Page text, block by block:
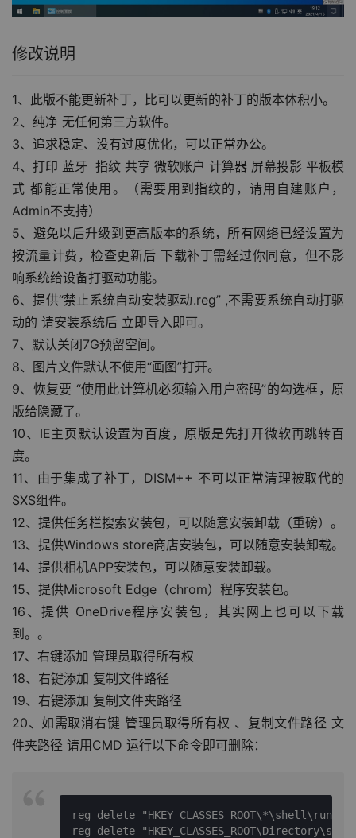
修改说明
1、此版不能更新补丁，比可以更新的补丁的版本体积小。
2、纯净 无任何第三方软件。
3、追求稳定、没有过度优化，可以正常办公。
4、打印 蓝牙  指纹 共享 微软账户 计算器 屏幕投影 平板模
式 都能正常使用。（需要用到指纹的，请用自建账户，
Admin不支持）
5、避免以后升级到更高版本的系统，所有网络已经设置为
按流量计费，检查更新后 下载补丁需经过你同意，但不影
响系统给设备打驱动功能。
6、提供“禁止系统自动安装驱动.reg” ,不需要系统自动打驱
动的 请安装系统后 立即导入即可。
7、默认关闭7G预留空间。
8、图片文件默认不使用“画图”打开。
9、恢复要 “使用此计算机必须输入用户密码”的勾选框，原
版给隐藏了。
10、IE主页默认设置为百度，原版是先打开微软再跳转百
度。
11、由于集成了补丁，DISM++ 不可以正常清理被取代的
SXS组件。
12、提供任务栏搜索安装包，可以随意安装卸载（重磅）。
13、提供Windows store商店安装包，可以随意安装卸载。
14、提供相机APP安装包，可以随意安装卸载。
15、提供Microsoft Edge（chrom）程序安装包。
16、提供 OneDrive程序安装包，其实网上也可以下载
到。。
17、右键添加 管理员取得所有权
18、右键添加 复制文件路径
19、右键添加 复制文件夹路径
20、如需取消右键 管理员取得所有权 、复制文件路径 文
件夹路径 请用CMD 运行以下命令即可删除：
reg delete
"HKEY_CLASSES_ROOT\*\shell\runas"
reg delete